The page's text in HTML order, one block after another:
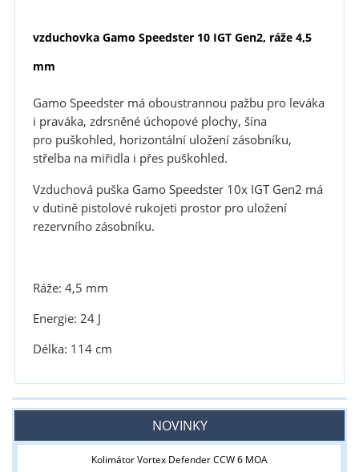
vzduchovka Gamo Speedster 10 IGT Gen2, ráže 4,5
mm
Gamo Speedster má oboustrannou pažbu pro leváka
i praváka, zdrsněné úchopové plochy, šína
pro puškohled, horizontální uložení zásobníku,
střelba na miřidla i přes puškohled.
Vzduchová puška Gamo Speedster 10x IGT Gen2 má
v dutině pistolové rukojeti prostor pro uložení
rezervního zásobníku.
Ráže: 4,5 mm
Energie: 24 J
Délka: 114 cm
NOVINKY
Kolimátor Vortex Defender CCW 6 MOA